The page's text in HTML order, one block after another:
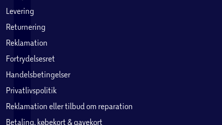
Levering
Returnering
Reklamation
Fortrydelsesret
Handelsbetingelser
Privatlivspolitik
Reklamation eller tilbud om reparation
Betaling, købekort & gavekort